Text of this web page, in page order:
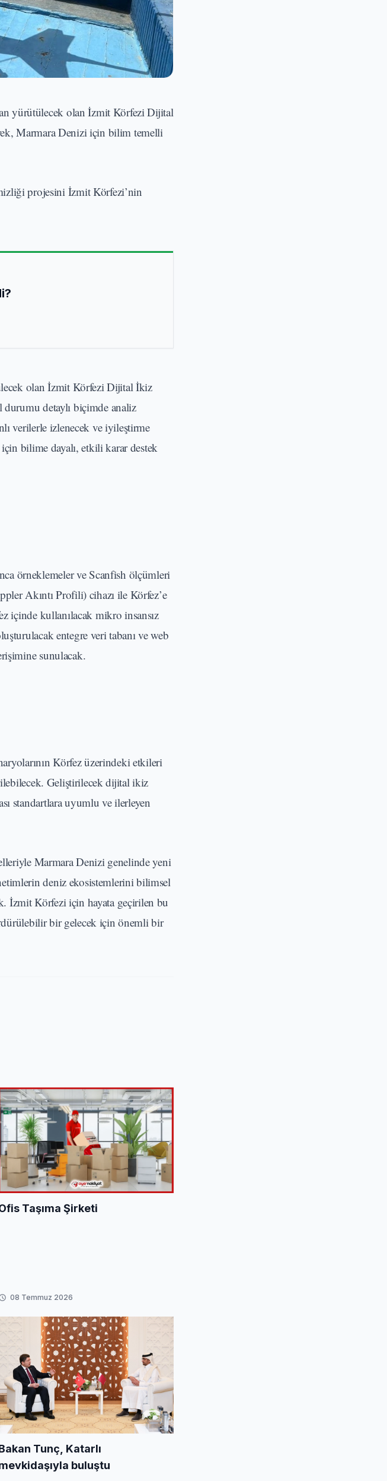
yürütülecek olan İzmit Körfezi Dijital
Marmara Denizi için bilim temelli
projesini İzmit Körfezi’nin
olan İzmit Körfezi Dijital İkiz
detaylı biçimde analiz
verilerle izlenecek ve iyileştirme
bilime dayalı, etkili karar destek
örneklemeler ve Scanfish ölçümleri
Akıntı Profili) cihazı ile Körfez’e
içinde kullanılacak mikro insansız
entegre veri tabanı ve web
sunulacak.
Körfez üzerindeki etkileri
Geliştirilecek dijital ikiz
standartlara uyumlu ve ilerleyen
Marmara Denizi genelinde yeni
deniz ekosistemlerini bilimsel
İzmit Körfezi için hayata geçirilen bu
bir gelecek için önemli bir
Taşıma Şirketi
08 Temmuz 2026
Tunç, Katarlı
buluştu